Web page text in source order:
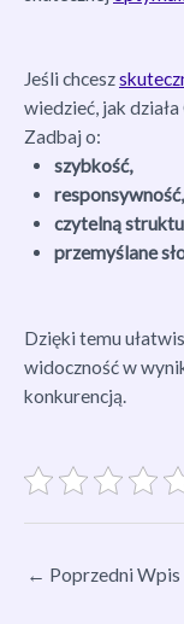
Jeśli chcesz
wiedzieć, jak
Zadbaj o:
szybkość,
responsywność,
czytelną
przemyślane
Dzięki temu
widoczność w
konkurencją.
← Poprzedni Wpis